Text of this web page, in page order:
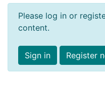
Please log in or
content.
Sign in Register